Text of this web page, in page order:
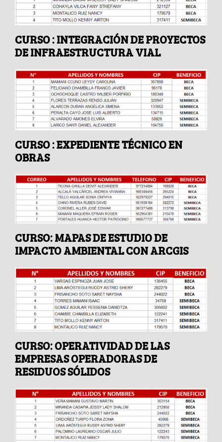
CURSO : INTEGRACIÓN DE PROYECTOS
DE INFRAESTRUCTURA VIAL
CURSO : EXPEDIENTE TÉCNICO EN
OBRAS
CURSO: MAPAS DE ESTUDIO DE
IMPACTO AMBIENTAL CON ARCGIS
CURSO: OPERATIVIDAD DE LAS
EMPRESAS OPERADORAS DE
RESIDUOS SÓLIDOS